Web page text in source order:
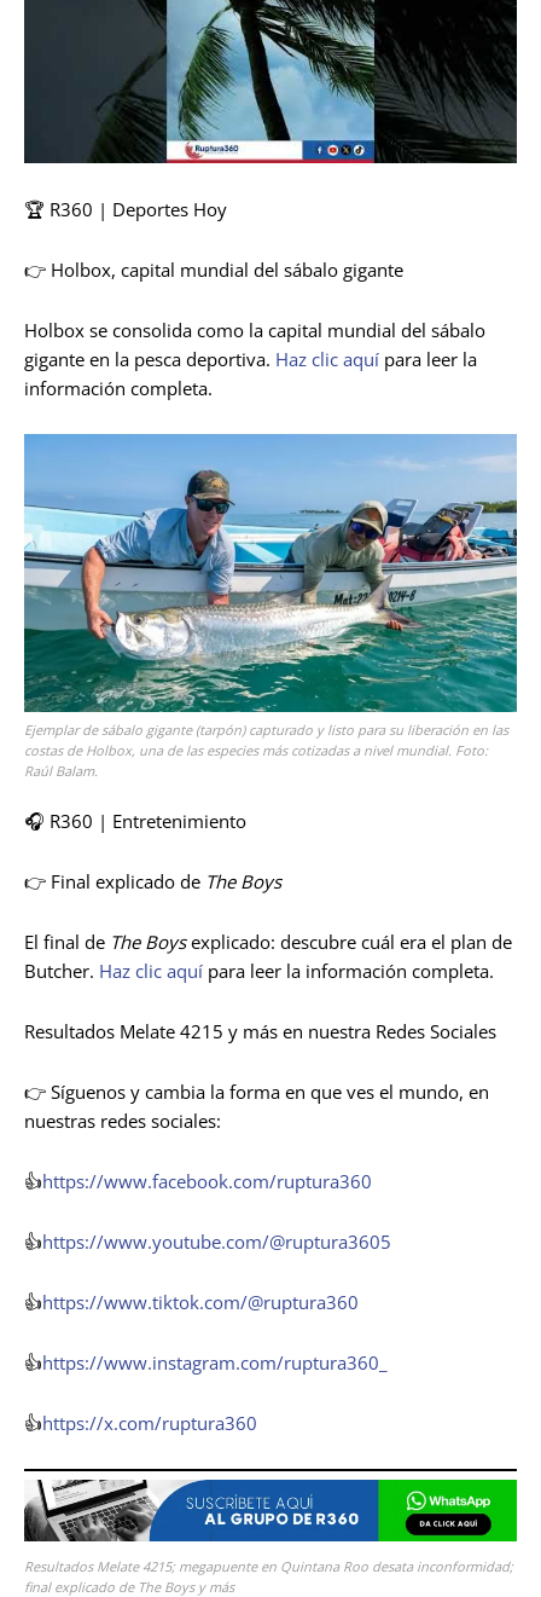
🏆 R360 | Deportes Hoy
👉 Holbox, capital mundial del sábalo gigante
Holbox se consolida como la capital mundial del sábalo
gigante en la pesca deportiva. Haz clic aquí para leer la
información completa.
Ejemplar de sábalo gigante (tarpón) capturado y listo para su liberación en las
costas de Holbox, una de las especies más cotizadas a nivel mundial. Foto:
Raúl Balam.
🎧 R360 | Entretenimiento
👉 Final explicado de The Boys
El final de The Boysexplicado: descubre cuál era el plan de
Butcher. Haz clic aquí para leer la información completa.
Resultados Melate 4215 y más en nuestra Redes Sociales
👉 Síguenos y cambia la forma en que ves el mundo, en
nuestras redes sociales:
👍https://www.facebook.com/ruptura360
👍https://www.youtube.com/@ruptura3605
👍https://www.tiktok.com/@ruptura360
👍https://www.instagram.com/ruptura360_
👍https://x.com/ruptura360
Resultados Melate 4215; megapuente en Quintana Roo desata inconformidad;
final explicado de The Boys y más